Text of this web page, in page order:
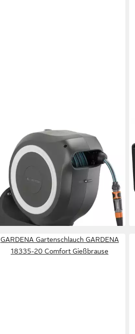
Gartenschlauch
Gartenschlauchaufroller 18612-20
142,58 €
lieferbar - in 3-4 Werktagen bei dir
GARDENA Gartenschlauch GARDENA
18335-20 Comfort Gießbrause